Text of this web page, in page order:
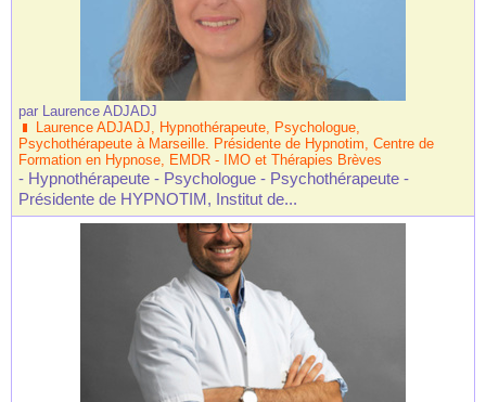
par Laurence ADJADJ
Laurence ADJADJ, Hypnothérapeute, Psychologue,
Psychothérapeute à Marseille. Présidente de Hypnotim, Centre de
Formation en Hypnose, EMDR - IMO et Thérapies Brèves
- Hypnothérapeute - Psychologue - Psychothérapeute -
Présidente de HYPNOTIM, Institut de...